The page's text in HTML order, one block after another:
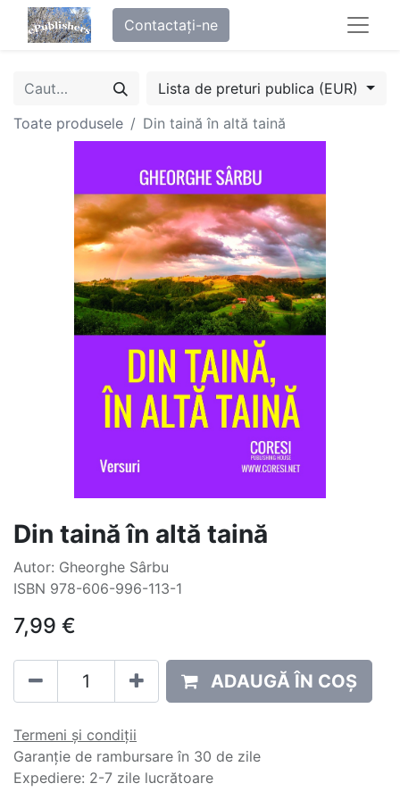
Contactați-ne
Lista de preturi publica (EUR)
Toate produsele
Din taină în altă taină
Din taină în altă taină
Autor: Gheorghe Sârbu
ISBN 978-606-996-113-1
7,99 €
ADAUGĂ ÎN COȘ
Termeni și condiții
Garanție de rambursare în 30 de zile
Expediere: 2-7 zile lucrătoare